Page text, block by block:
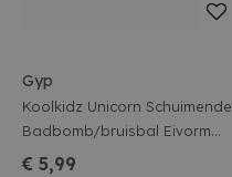
Gyp
Koolkidz Unicorn Schuimende
Badbomb/bruisbal Eivorm
Roze
€ 5,99